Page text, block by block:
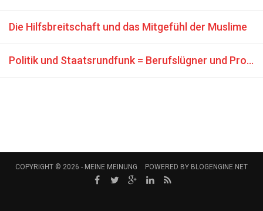
Die Hilfsbreitschaft und das Mitgefühl der Muslime
Politik und Staatsrundfunk = Berufslügner und Propaganda TV
COPYRIGHT © 2026 - MEINE MEINUNG POWERED BY BLOGENGINE.NET